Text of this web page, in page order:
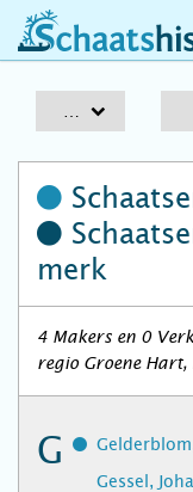
merk
4 Makers en 0
regio Groene Hart,
G
Gessel,